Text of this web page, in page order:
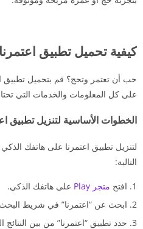
كيفية تحميل تطبيق اعتمرنا
على كل المعلومات والخدمات التي
الخطوات الأساسية لتنزيل تطبيق
التالية:
افتح متجر Play
على هاتفك الذكي.
ابحث عن “اعتمرنا” في شريط
حدد تطبيق “اعتمرنا” من بين